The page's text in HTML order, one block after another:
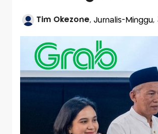
Tim Okezone, Jurnalis-Minggu,